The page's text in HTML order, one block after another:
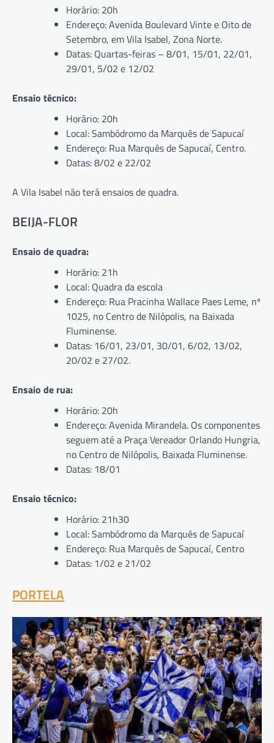
Horário: 20h
Endereço: Avenida Boulevard Vinte e Oito de
Setembro, em Vila Isabel, Zona Norte.
Datas: Quartas-feiras – 8/01, 15/01, 22/01,
29/01, 5/02 e 12/02
Ensaio técnico:
Horário: 20h
Local: Sambódromo da Marquês de Sapucaí
Endereço: Rua Marquês de Sapucaí, Centro.
Datas: 8/02 e 22/02
A Vila Isabel não terá ensaios de quadra.
BEIJA-FLOR
Ensaio de quadra:
Horário: 21h
Local: Quadra da escola
Endereço: Rua Pracinha Wallace Paes Leme, nº
1025, no Centro de Nilópolis, na Baixada
Fluminense.
Datas: 16/01, 23/01, 30/01, 6/02, 13/02,
20/02 e 27/02.
Ensaio de rua:
Horário: 20h
Endereço: Avenida Mirandela. Os componentes
seguem até a Praça Vereador Orlando Hungria,
no Centro de Nilópolis, Baixada Fluminense.
Datas: 18/01
Ensaio técnico:
Horário: 21h30
Local: Sambódromo da Marquês de Sapucaí
Endereço: Rua Marquês de Sapucaí, Centro
Datas: 1/02 e 21/02
PORTELA